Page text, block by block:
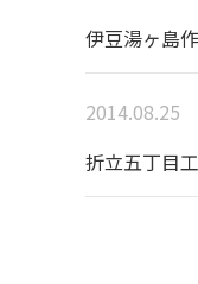
伊豆湯ヶ島
2014.08.25
折立五丁目